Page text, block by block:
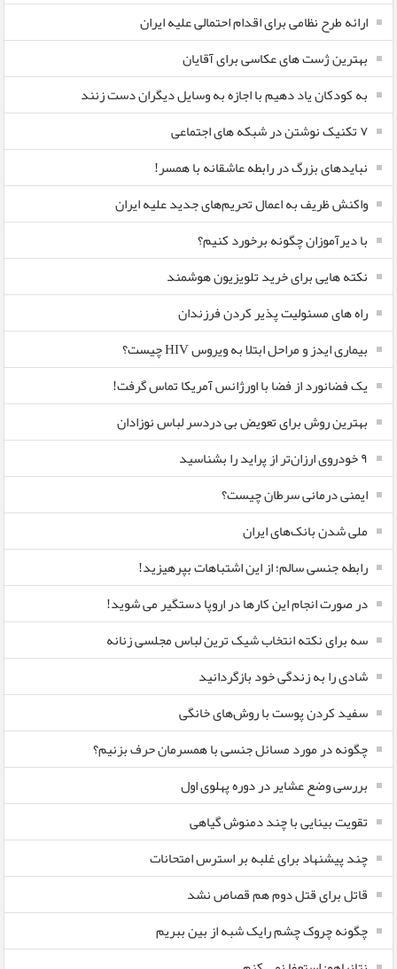
ارائه طرح نظامی برای اقدام احتمالی علیه ایران
بهترین ژست های عکاسی برای آقایان
به کودکان یاد دهیم با اجازه به وسایل دیگران دست زنند
۷ تکنیک نوشتن در شبکه های اجتماعی
نبایدهای بزرگ در رابطه عاشقانه با همسر!
واکنش ظریف به اعمال تحریم‌های جدید علیه ایران
با دیرآموزان چگونه برخورد کنیم؟
نکته هایی برای خرید تلویزیون هوشمند
راه های مسئولیت پذیر کردن فرزندان
بیماری ایدز و مراحل ابتلا به ویروس HIV چیست؟
یک فضانورد از فضا با اورژانس آمریکا تماس گرفت!
بهترین روش برای تعویض بی دردسر لباس نوزادان
٩ خودروی ارزان‌تر از پراید را بشناسید
ایمنی درمانی سرطان چیست؟
ملی شدن بانک‌های ایران
رابطه جنسی سالم؛ از این اشتباهات بپرهیزید!
در صورت انجام این کارها در اروپا دستگیر می شوید!
سه برای نکته انتخاب شیک ترین لباس مجلسی زنانه
شادی را به زندگی خود بازگردانید
سفید کردن پوست با روش‌های خانگی
چگونه در مورد مسائل جنسی با همسرمان حرف بزنیم؟
بررسی وضع عشایر در دوره پهلوی اول
تقویت بینایی با چند دمنوش گیاهی
چند پیشنهاد برای غلبه بر استرس امتحانات
قاتل برای قتل دوم هم قصاص نشد
چگونه چروک چشم رایک شبه از بین ببریم